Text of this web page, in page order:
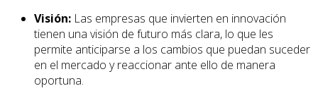
Visión: Las empresas que invierten en innovación
tienen una visión de futuro más clara, lo que les
permite anticiparse a los cambios que puedan suceder
en el mercado y reaccionar ante ello de manera
oportuna.